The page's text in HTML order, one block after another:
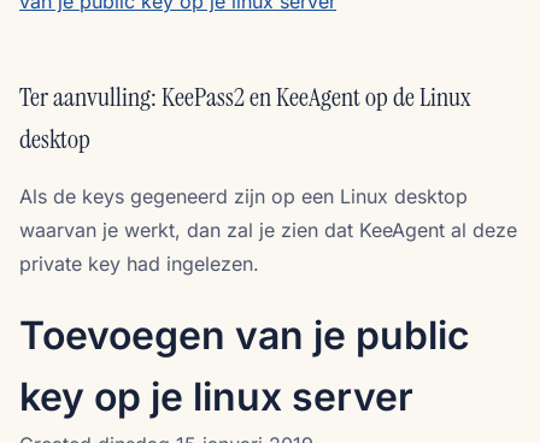
Ter aanvulling: KeePass2 en KeeAgent op de Linux
desktop
Als de keys gegeneerd zijn op een Linux desktop
waarvan je werkt, dan zal je zien dat KeeAgent al deze
private key had ingelezen.
Toevoegen van je public
key op je linux server